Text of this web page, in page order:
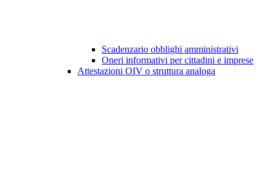
Scadenzario obblighi amministrativi
Oneri informativi per cittadini e imprese
Attestazioni OIV o struttura analoga